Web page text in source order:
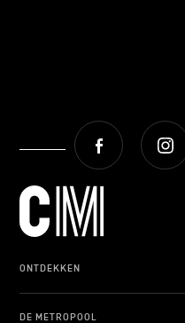
Facebook
ONTDEKKEN
DE METROPOOL